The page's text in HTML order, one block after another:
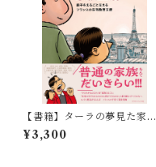
【書籍】ターラの夢見た家族
生活
¥3,300